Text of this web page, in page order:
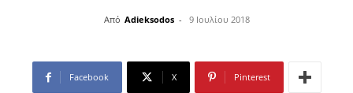
Από Adieksodos - 9 Ιουλίου 2018
Facebook X Pinterest